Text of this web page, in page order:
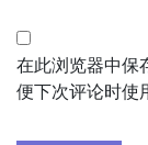
在此浏览器中保
便下次评论时使